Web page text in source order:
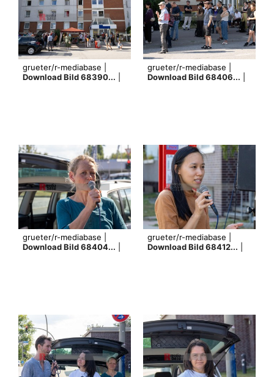
grueter/r-mediabase |
Download Bild 68390...
grueter/r-mediabase |
Download Bild 68406...
grueter/r-mediabase |
Download Bild 68404...
grueter/r-mediabase |
Download Bild 68412...